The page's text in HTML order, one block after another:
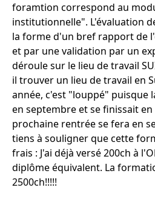
foramtion correspond au
institutionnelle". L'évaluation
la forme d'un bref rapport de
et par une validation par un
déroule sur le lieu de travail
il trouver un lieu de travail en
année, c'est "louppé" puisque
en septembre et se finissait en
prochaine rentrée se fera en
tiens à souligner que cette
frais : J'ai déjà versé 200ch à
diplôme équivalent. La
2500ch!!!!!